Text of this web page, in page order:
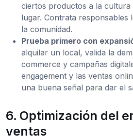
ciertos productos a la cultura
lugar. Contrata responsables
la comunidad.
Prueba primero con
alquilar un local, valida la
commerce y campañas
engagement y las ventas
una buena señal para dar el
6. Optimización del
ventas